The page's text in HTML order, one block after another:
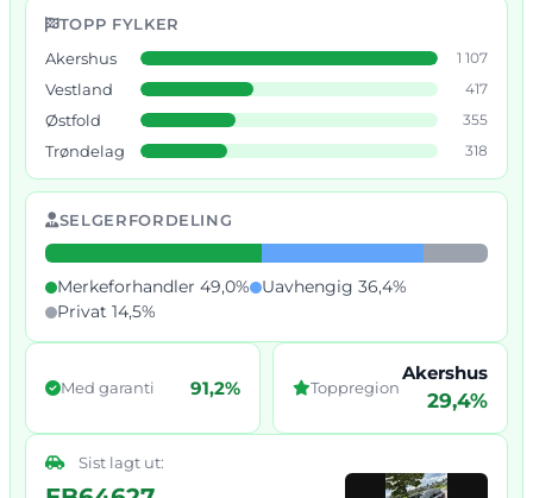
TOPP FYLKER
Akershus
1 107
Vestland 417
Østfold 355
Trøndelag 318
SELGERFORDELING
Merkeforhandler 49,0%
Uavhengig 36,4%
Privat 14,5%
Med garanti 91,2% Toppregion
Akershus
29,4%
Sist lagt ut: